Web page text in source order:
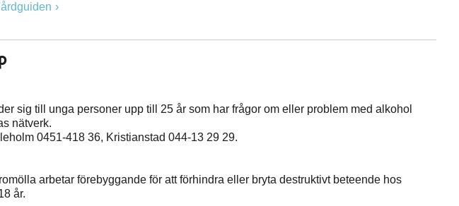
sig till unga personer upp till 25 år som har frågor om eller problem med alkohol
nätverk.
0451-418 36, Kristianstad 044-13 29 29.
arbetar förebyggande för att förhindra eller bryta destruktivt beteende hos
år.